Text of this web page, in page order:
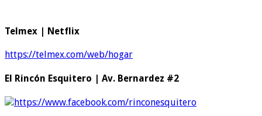
Telmex | Netflix
https://telmex.com/web/hogar
El Rincón Esquitero | Av. Bernardez #2
https://www.facebook.com/rinconesquitero